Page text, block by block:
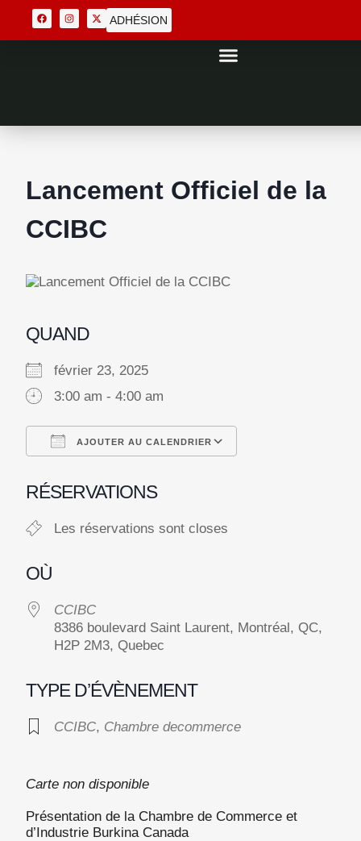
ADHÉSION
Lancement Officiel de la
CCIBC
QUAND
février 23, 2025
3:00 am - 4:00 am
AJOUTER AU CALENDRIER
RÉSERVATIONS
Les réservations sont closes
OÙ
CCIBC
8386 boulevard Saint Laurent, Montréal, QC,
H2P 2M3, Quebec
TYPE D’ÉVÈNEMENT
CCIBC, Chambre decommerce
Carte non disponible
Présentation de la Chambre de Commerce et
d’Industrie Burkina Canada